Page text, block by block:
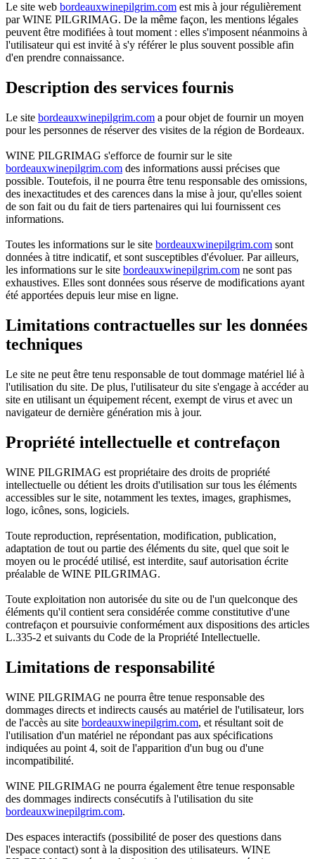
Le site web bordeauxwinepilgrim.com est mis à jour régulièrement
par WINE PILGRIMAG. De la même façon, les mentions légales
peuvent être modifiées à tout moment : elles s'imposent néanmoins à
l'utilisateur qui est invité à s'y référer le plus souvent possible afin
d'en prendre connaissance.
Description des services fournis
Le site bordeauxwinepilgrim.com a pour objet de fournir un moyen
pour les personnes de réserver des visites de la région de Bordeaux.
WINE PILGRIMAG s'efforce de fournir sur le site
bordeauxwinepilgrim.com des informations aussi précises que
possible. Toutefois, il ne pourra être tenu responsable des omissions,
des inexactitudes et des carences dans la mise à jour, qu'elles soient
de son fait ou du fait de tiers partenaires qui lui fournissent ces
informations.
Toutes les informations sur le site bordeauxwinepilgrim.com sont
données à titre indicatif, et sont susceptibles d'évoluer. Par ailleurs,
les informations sur le site bordeauxwinepilgrim.com ne sont pas
exhaustives. Elles sont données sous réserve de modifications ayant
été apportées depuis leur mise en ligne.
Limitations contractuelles sur les données
techniques
Le site ne peut être tenu responsable de tout dommage matériel lié à
l'utilisation du site. De plus, l'utilisateur du site s'engage à accéder au
site en utilisant un équipement récent, exempt de virus et avec un
navigateur de dernière génération mis à jour.
Propriété intellectuelle et contrefaçon
WINE PILGRIMAG est propriétaire des droits de propriété
intellectuelle ou détient les droits d'utilisation sur tous les éléments
accessibles sur le site, notamment les textes, images, graphismes,
logo, icônes, sons, logiciels.
Toute reproduction, représentation, modification, publication,
adaptation de tout ou partie des éléments du site, quel que soit le
moyen ou le procédé utilisé, est interdite, sauf autorisation écrite
préalable de WINE PILGRIMAG.
Toute exploitation non autorisée du site ou de l'un quelconque des
éléments qu'il contient sera considérée comme constitutive d'une
contrefaçon et poursuivie conformément aux dispositions des articles
L.335-2 et suivants du Code de la Propriété Intellectuelle.
Limitations de responsabilité
WINE PILGRIMAG ne pourra être tenue responsable des
dommages directs et indirects causés au matériel de l'utilisateur, lors
de l'accès au site bordeauxwinepilgrim.com, et résultant soit de
l'utilisation d'un matériel ne répondant pas aux spécifications
indiquées au point 4, soit de l'apparition d'un bug ou d'une
incompatibilité.
WINE PILGRIMAG ne pourra également être tenue responsable
des dommages indirects consécutifs à l'utilisation du site
bordeauxwinepilgrim.com.
Des espaces interactifs (possibilité de poser des questions dans
l'espace contact) sont à la disposition des utilisateurs. WINE